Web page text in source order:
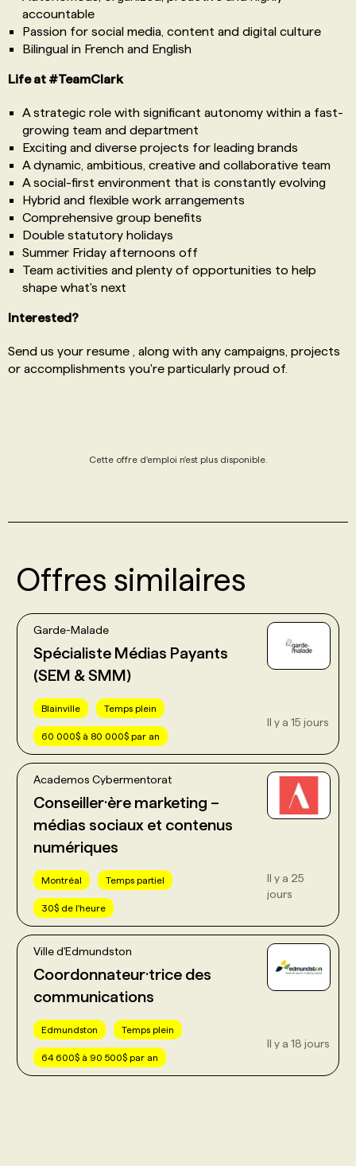
accountable
Passion for social media, content and digital culture
Bilingual in French and English
Life at #TeamClark
A strategic role with significant autonomy within a fast-
growing team and department
Exciting and diverse projects for leading brands
A dynamic, ambitious, creative and collaborative team
A social-first environment that is constantly evolving
Hybrid and flexible work arrangements
Comprehensive group benefits
Double statutory holidays
Summer Friday afternoons off
Team activities and plenty of opportunities to help
shape what's next
Interested?
Send us your resume , along with any campaigns, projects
or accomplishments you're particularly proud of.
Cette offre d'emploi n'est plus disponible.
Offres similaires
Garde-Malade
Spécialiste Médias Payants
(SEM & SMM)
Blainville Temps plein
60 000$ à 80 000$ par an
Il y a 15 jours
Academos Cybermentorat
Conseiller·ère marketing –
médias sociaux et contenus
numériques
Montréal Temps partiel
30$ de l'heure
Il y a 25
jours
Ville d'Edmundston
Coordonnateur·trice des
communications
Edmundston Temps plein
64 600$ à 90 500$ par an
Il y a 18 jours